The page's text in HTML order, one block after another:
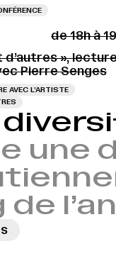
de 18h à
d’autres »,
Pierre Senges
AVEC L’ARTISTE
une